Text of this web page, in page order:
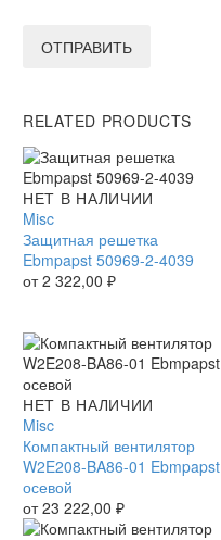
ОТПРАВИТЬ
RELATED PRODUCTS
Защитная
решетка
Ebmpapst
50969-
2-
НЕТ В НАЛИЧИИ
Misc
Защитная решетка
Ebmpapst 50969-2-4039
от2 322,00 ₽
Компактный
вентилятор
W2E208-
BA86-
01
Ebmpapst
осевой
НЕТ В НАЛИЧИИ
Misc
Компактный вентилятор
W2E208-BA86-01 Ebmpapst
осевой
от23 222,00 ₽